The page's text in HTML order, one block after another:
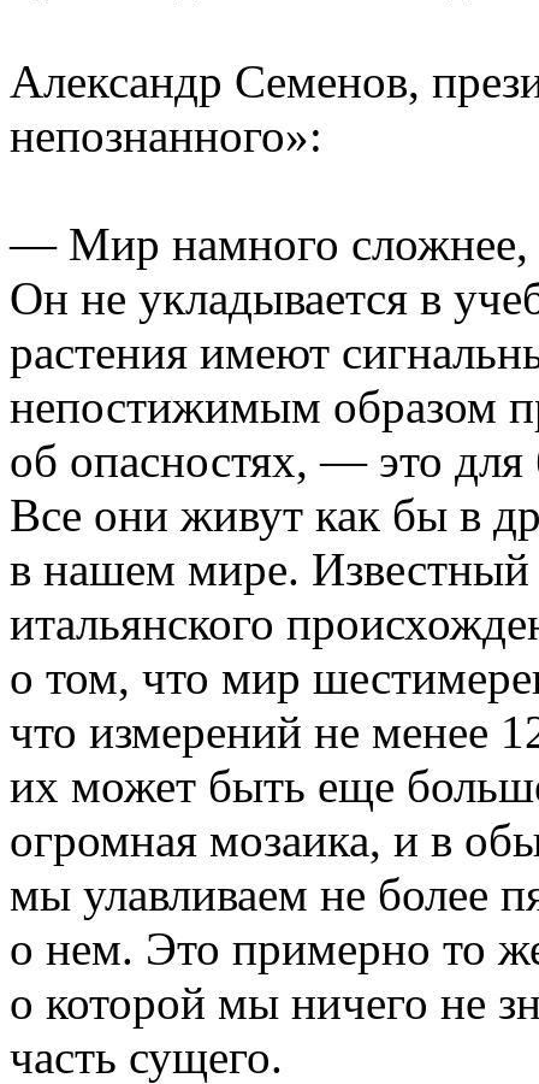
Александр Семенов,
непознанного»:
— Мир намного
Он не укладывается в
растения имеют
непостижимым образом
об опасностях, — это
Все они живут как бы в
в нашем мире. Известный
итальянского
о том, что мир
что измерений не менее
их может быть еще
огромная мозаика, и в
мы улавливаем не более
о нем. Это примерно то
о которой мы ничего не
часть сущего.